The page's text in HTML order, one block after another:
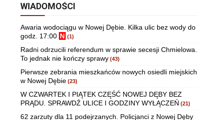
WIADOMOŚCI
Awaria wodociągu w Nowej Dębie. Kilka ulic bez wody do
godz. 17:00 N (1)
Radni odrzucili referendum w sprawie secesji Chmielowa.
To jednak nie kończy sprawy (43)
Pierwsze zebrania mieszkańców nowych osiedli miejskich
w Nowej Dębie (23)
W CZWARTEK I PIĄTEK CZĘŚĆ NOWEJ DĘBY BEZ
PRĄDU. SPRAWDŹ ULICE I GODZINY WYŁĄCZEŃ (21)
62 zarzuty dla 11 podejrzanych. Policjanci z Nowej Dęby